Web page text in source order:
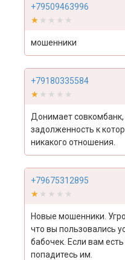
+79509463996
★★★★★
★★★★★
мошенники
+79180335584
★★★★★
★★★★★
Донимает совкомбанк,
задолженность к
никакого отношения.
+79675312895
★★★★★
★★★★★
Новые мошенники.
что вы пользовались
бабочек. Если вам
попадитесь им.